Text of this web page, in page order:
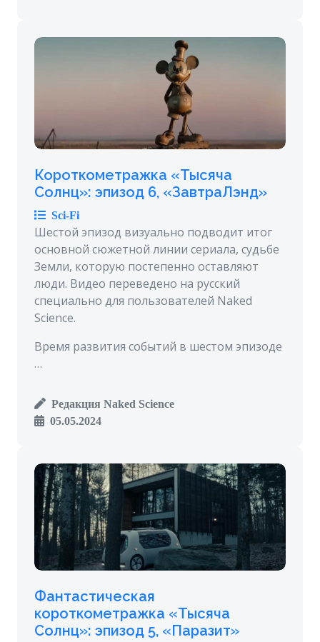
Короткометражка «Тысяча
Солнц»: эпизод 6, «ЗавтраЛэнд»
Sci-Fi
Шестой эпизод визуально подводит итог
основной сюжетной линии сериала, судьбе
Земли, которую постепенно оставляют
люди. Видео переведено на русский
специально для пользователей Naked
Science.
Время развития событий в шестом эпизоде
…
Редакция Naked Science
05.05.2024
Фантастическая
короткометражка «Тысяча
Солнц»: эпизод 5, «Паразит»